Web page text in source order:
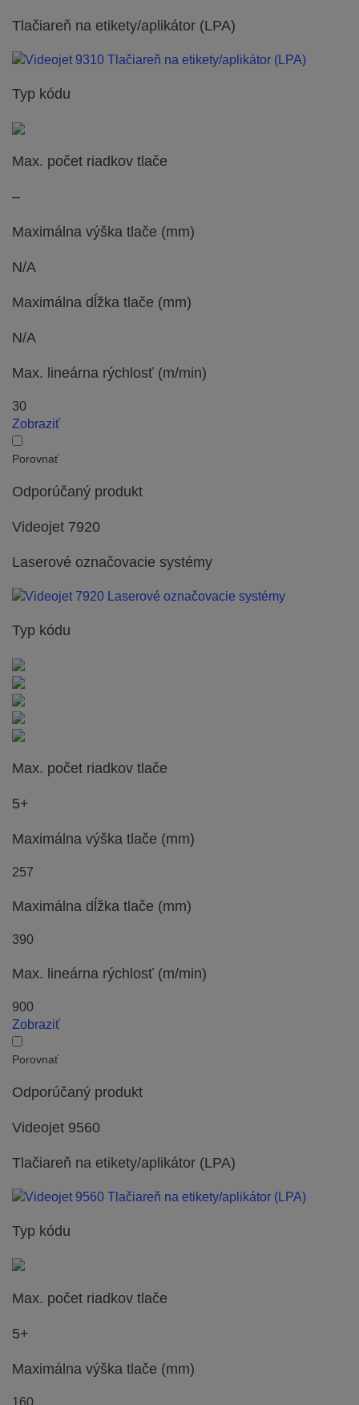
Tlačiareň na etikety/aplikátor (LPA)
Typ kódu
Max. počet riadkov tlače
–
Maximálna výška tlače (mm)
N/A
Maximálna dĺžka tlače (mm)
N/A
Max. lineárna rýchlosť (m/min)
30
Zobraziť
Porovnať
Odporúčaný produkt
Videojet 7920
Laserové označovacie systémy
Typ kódu
Max. počet riadkov tlače
5+
Maximálna výška tlače (mm)
257
Maximálna dĺžka tlače (mm)
390
Max. lineárna rýchlosť (m/min)
900
Zobraziť
Porovnať
Odporúčaný produkt
Videojet 9560
Tlačiareň na etikety/aplikátor (LPA)
Typ kódu
Max. počet riadkov tlače
5+
Maximálna výška tlače (mm)
160